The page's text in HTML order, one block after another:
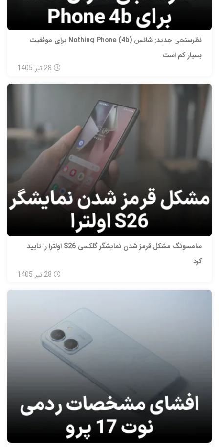
نظرسنجی جدید: شانس Nothing Phone (4b) برای موفقیت
بسیار کم است
28 تیر 1405
سامسونگ مشکل قرمز شدن نمایشگر گلکسی S26 اولترا را تایید
کرد
28 تیر 1405